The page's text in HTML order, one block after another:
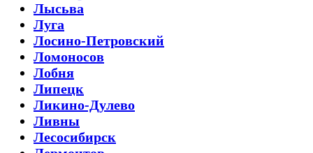
Лысьва
Луга
Лосино-Петровский
Ломоносов
Лобня
Липецк
Ликино-Дулево
Ливны
Лесосибирск